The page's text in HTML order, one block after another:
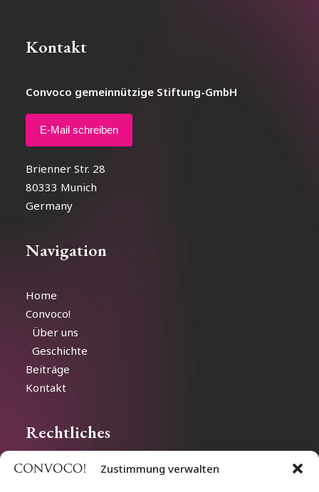
Zustimmung verwalten
Kontakt
Convoco gemeinnützige Stiftung-GmbH
E-Mail schreiben
Brienner Str. 28
80333 Munich
Germany
Navigation
Home
Convoco!
Über uns
Geschichte
Beiträge
Kontakt
Rechtliches
Impressum